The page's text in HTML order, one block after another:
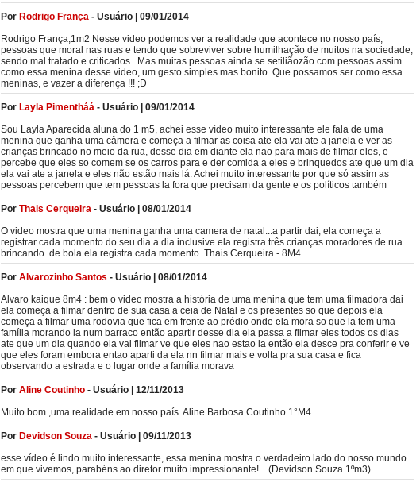
Por Rodrigo França - Usuário
09/01/2014
Rodrigo França,1m2 Nesse video podemos ver a realidade que acontece no nosso país,
pessoas que moral nas ruas e tendo que sobreviver sobre humilhação de muitos na sociedade,
sendo mal tratado e criticados.. Mas muitas pessoas ainda se setiliãozão com pessoas assim
como essa menina desse video, um gesto simples mas bonito. Que possamos ser como essa
meninas, e vazer a diferença !!! ;D
Por Layla Pimentháá - Usuário
09/01/2014
Sou Layla Aparecida aluna do 1 m5, achei esse vídeo muito interessante ele fala de uma
menina que ganha uma câmera e começa a filmar as coisa ate ela vai ate a janela e ver as
crianças brincado no meio da rua, desse dia em diante ela nao para mais de filmar eles, e
percebe que eles so comem se os carros para e der comida a eles e brinquedos ate que um dia
ela vai ate a janela e eles não estão mais lá. Achei muito interessante por que só assim as
pessoas percebem que tem pessoas la fora que precisam da gente e os políticos também
Por Thais Cerqueira - Usuário
08/01/2014
O video mostra que uma menina ganha uma camera de natal...a partir dai, ela começa a
registrar cada momento do seu dia a dia inclusive ela registra três crianças moradores de rua
brincando..de bola ela registra cada momento. Thais Cerqueira - 8M4
Por Alvarozinho Santos - Usuário
08/01/2014
Alvaro kaique 8m4 : bem o video mostra a história de uma menina que tem uma filmadora dai
ela começa a filmar dentro de sua casa a ceia de Natal e os presentes so que depois ela
começa a filmar uma rodovia que fica em frente ao prédio onde ela mora so que la tem uma
família morando la num barraco então apartir desse dia ela passa a filmar eles todos os dias
ate que um dia quando ela vai filmar ve que eles nao estao la então ela desce pra conferir e ve
que eles foram embora entao aparti da ela nn filmar mais e volta pra sua casa e fica
observando a estrada e o lugar onde a família morava
Por Aline Coutinho - Usuário
12/11/2013
Muito bom ,uma realidade em nosso país. Aline Barbosa Coutinho.1°M4
Por Devidson Souza - Usuário
09/11/2013
esse vídeo é lindo muito interessante, essa menina mostra o verdadeiro lado do nosso mundo
em que vivemos, parabéns ao diretor muito impressionante!... (Devidson Souza 1ºm3)